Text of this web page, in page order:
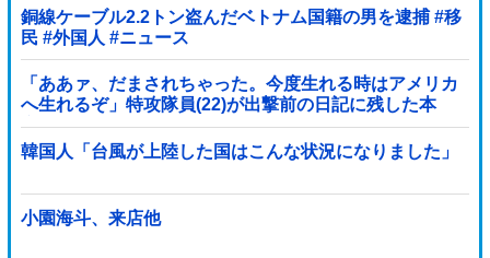
銅線ケーブル2.2トン盗んだベトナム国籍の男を逮捕 #移
民 #外国人 #ニュース
「ああァ、だまされちゃった。今度生れる時はアメリカ
へ生れるぞ」特攻隊員(22)が出撃前の日記に残した本
音！
韓国人「台風が上陸した国はこんな状況になりました」
小園海斗、来店他